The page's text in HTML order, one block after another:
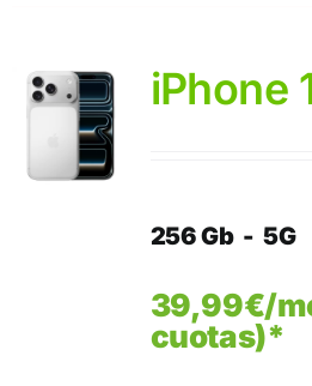
iPhone
256 Gb - 5G
39,99€/
cuotas)*